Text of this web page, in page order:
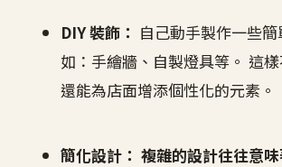
DIY 裝飾： 自己動手製作一些
如：手繪牆、自製燈具等。 這
還能為店面增添個性化的元素。
簡化設計： 複雜的設計往往意